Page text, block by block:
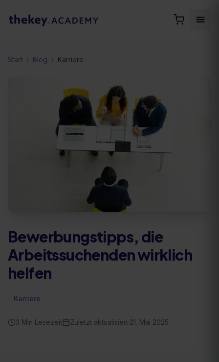
Start › Blog › Karriere
Bewerbungstipps, die
Arbeitssuchenden wirklich
helfen
Karriere
3 Min Lesezeit Zuletzt aktualisiert:21. Mai 2025